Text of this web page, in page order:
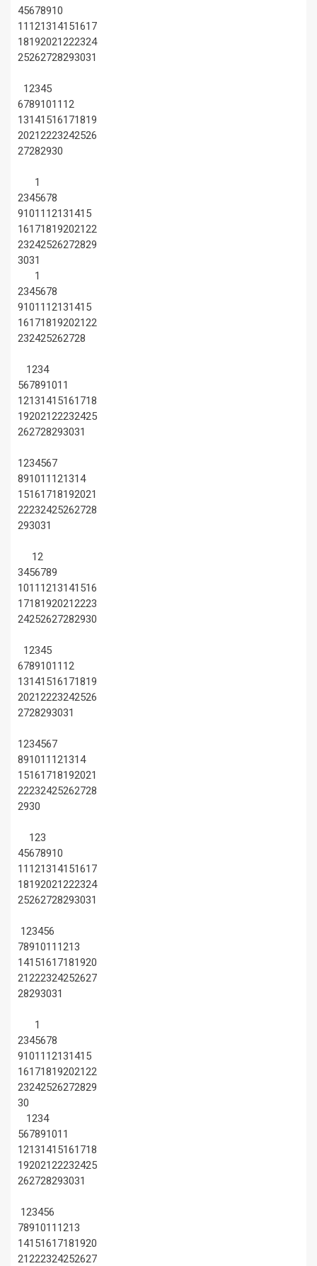
45678910
11 121314151617
18192021222324
25262728293031
12345
67891011 12
13141516171819
20212223242526
27282930
1
2345678
91011 12131415
16171819202122
23242526272829
3031
1
2345678
91011 12131415
16171819202122
232425262728
1234
567891011
12131415161718
19202122232425
262728293031
1234567
891011 121314
15161718192021
22232425262728
293031
12
3456789
1011 1213141516
17181920212223
24252627282930
12345
67891011 12
13141516171819
20212223242526
2728293031
1234567
891011 121314
15161718192021
22232425262728
2930
123
45678910
11 121314151617
18192021222324
25262728293031
123456
7891011 1213
14151617181920
21222324252627
28293031
1
2345678
91011 12131415
16171819202122
23242526272829
30
1234
567891011
12131415161718
19202122232425
262728293031
123456
7891011 1213
14151617181920
21222324252627